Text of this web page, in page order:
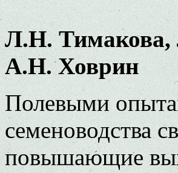
Л.Н.
А.Н. Ховрин
Полевыми
семеноводства
повышающие